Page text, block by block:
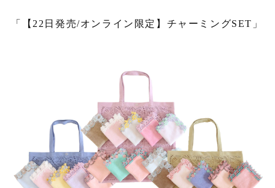
「【22日発売/オンライン限定】チャーミングSET」